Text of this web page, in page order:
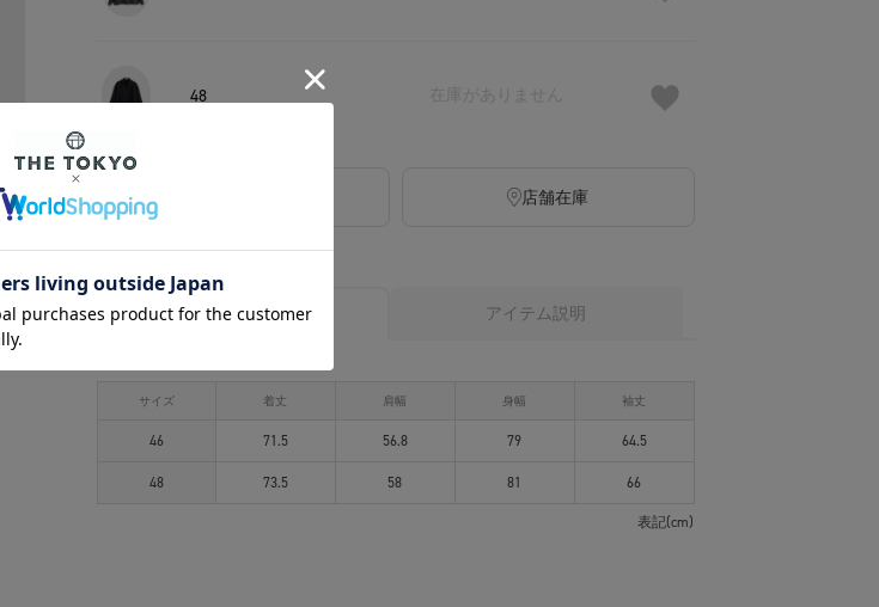
48
店舗在庫
アイテムサイズ アイテム説明
サイズ 着丈 肩幅 身幅 袖丈
46 71.5 56.8 79 64.5
48 73.5 58 81 66
表記(cm)